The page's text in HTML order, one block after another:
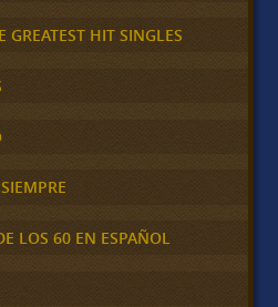
GREATEST HIT SINGLES
LOS 60 EN ESPAÑOL